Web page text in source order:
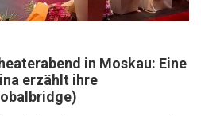
in Moskau: Eine
erzählt ihre